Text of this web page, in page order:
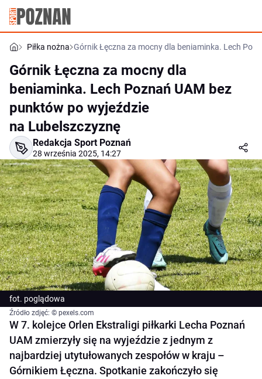
Piłka nożna Górnik Łęczna za mocny dla beniaminka. Lech
Górnik Łęczna za mocny dla
beniaminka. Lech Poznań UAM bez
punktów po wyjeździe
na Lubelszczyznę
Redakcja Sport Poznań
28 września 2025, 14:27
fot. poglądowa
Źródło zdjęć: © pexels.com
W 7. kolejce Orlen Ekstraligi piłkarki Lecha Poznań
UAM zmierzyły się na wyjeździe z jednym z
najbardziej utytułowanych zespołów w kraju –
Górnikiem Łęczna. Spotkanie zakończyło się